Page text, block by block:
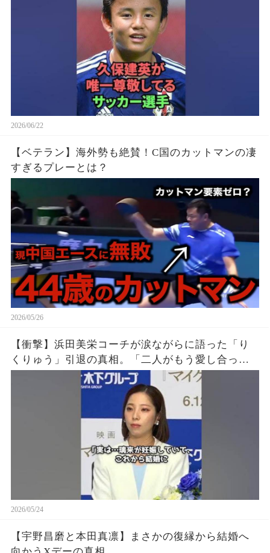
2026/06/22
【ベテラン】海外勢も絶賛！C国のカットマンの凄
すぎるプレーとは？
2026/05/26
【衝撃】浜田美栄コーチが涙ながらに語った「り
くりゅう」引退の真相。「二人がもう愛し合って
いないのかと思った…」
2026/05/24
【宇野昌磨と本田真凛】まさかの復縁から結婚へ